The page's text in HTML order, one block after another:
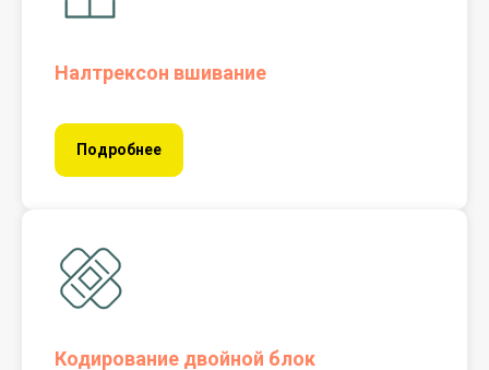
Налтрексон вшивание
Подробнее
Кодирование двойной блок